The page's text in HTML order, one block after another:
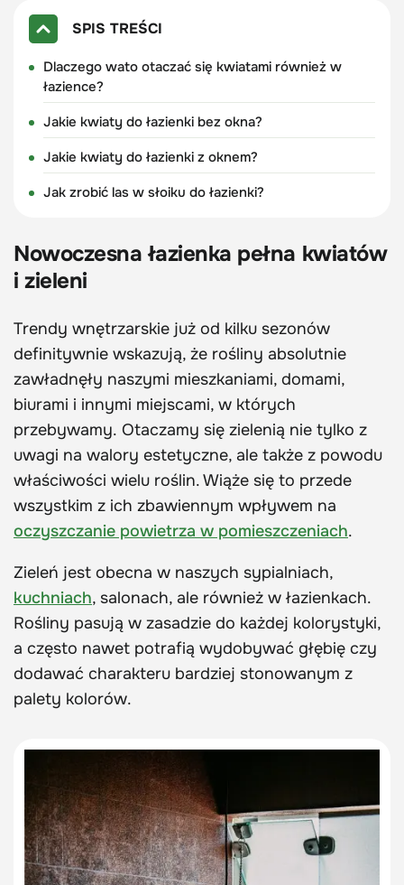
SPIS TREŚCI
Dlaczego wato otaczać się kwiatami również w
łazience?
Jakie kwiaty do łazienki bez okna?
Jakie kwiaty do łazienki z oknem?
Jak zrobić las w słoiku do łazienki?
Nowoczesna łazienka pełna kwiatów
i zieleni
Trendy wnętrzarskie już od kilku sezonów
definitywnie wskazują, że rośliny absolutnie
zawładnęły naszymi mieszkaniami, domami,
biurami i innymi miejscami, w których
przebywamy. Otaczamy się zielenią nie tylko z
uwagi na walory estetyczne, ale także z powodu
właściwości wielu roślin. Wiąże się to przede
wszystkim z ich zbawiennym wpływem na
oczyszczanie powietrza w pomieszczeniach.
Zieleń jest obecna w naszych sypialniach,
kuchniach, salonach, ale również w łazienkach.
Rośliny pasują w zasadzie do każdej kolorystyki,
a często nawet potrafią wydobywać głębię czy
dodawać charakteru bardziej stonowanym z
palety kolorów.